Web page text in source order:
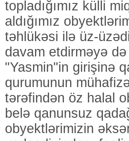
topladığımız külli
aldığımız
təhlükəsi ilə üz-
davam etdirməyə
"Yasmin"in girişinə
qurumunun
tərəfindən öz halal
belə qanunsuz
obyektlərimizin